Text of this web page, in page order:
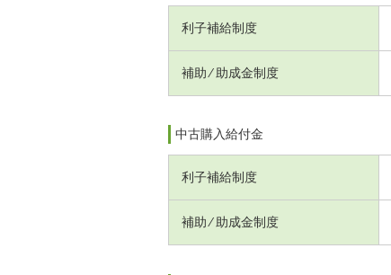
利子補給制度
補助 ⁄ 助成金制度
中古購入給付金
利子補給制度
補助 ⁄ 助成金制度